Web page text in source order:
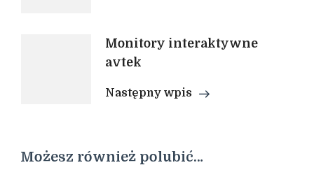
Monitory interaktywne
avtek
Następny wpis
Możesz również polubić…